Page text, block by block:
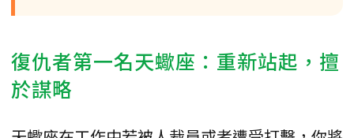
復仇者第一名天蠍座：重新站起，擅
於謀略